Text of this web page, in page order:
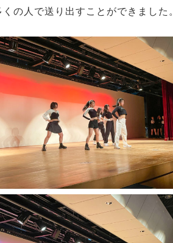
の人で送り出すことができました。